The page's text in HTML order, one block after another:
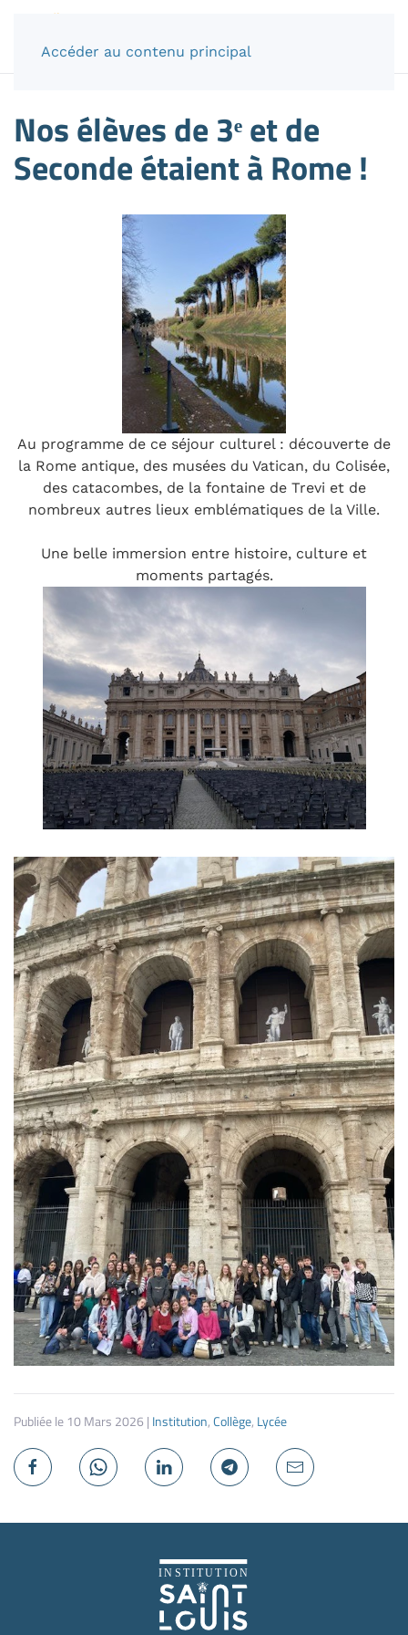
Accéder au contenu principal
Nos élèves de 3ᵉ et de
Seconde étaient à Rome !
Au programme de ce séjour culturel : découverte de
la Rome antique, des musées du Vatican, du Colisée,
des catacombes, de la fontaine de Trevi et de
nombreux autres lieux emblématiques de la Ville.
Une belle immersion entre histoire, culture et
moments partagés.
Publiée le 10 Mars 2026 | Institution,Collège, Lycée